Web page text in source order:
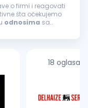
o firmi i reagovati
odnosima sa
18 oglasa